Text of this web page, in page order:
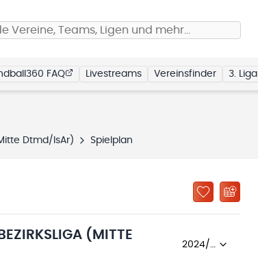
Vereine, Teams, Ligen und mehr…
FAQ Livestreams Vereinsfinder 3. Liga
Dtmd/IsAr) Spielplan
(MITTE
2024/25